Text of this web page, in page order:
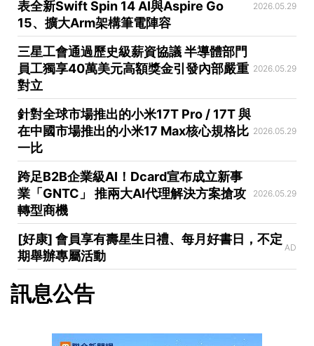
表全新Swift Spin 14 AI與Aspire Go
15、擴大Arm架構筆電陣容
2026.05.29
三星工會通過歷史級薪資協議 半導體部門
員工獨享40萬美元高額獎金引發內部嚴重
對立
2026.05.29
針對全球市場推出的小米17T Pro / 17T 與
在中國市場推出的小米17 Max核心規格比
一比
2026.05.29
跨足B2B企業級AI！Dcard宣布成立新事
業「GNTC」 推兩大AI代理解決方案搶攻
轉型商機
2026.05.29
[好康] 會員享有壽星生日禮、每月好書日，不定
期舉辦專屬活動
AD
訊息公告